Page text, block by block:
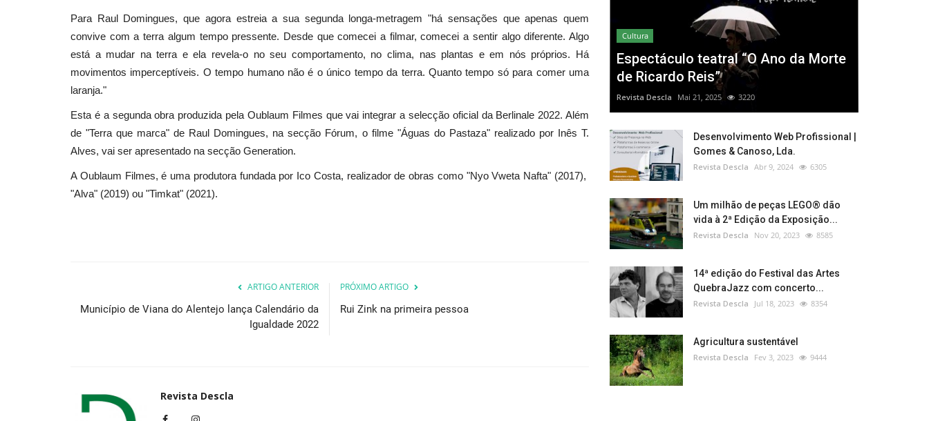
Para Raul Domingues, que agora estreia a sua segunda longa-metragem "há sensações que apenas quem
convive com a terra algum tempo pressente. Desde que comecei a filmar, comecei a sentir algo diferente. Algo
está a mudar na terra e ela revela-o no seu comportamento, no clima, nas plantas e em nós próprios. Há
movimentos imperceptíveis. O tempo humano não é o único tempo da terra. Quanto tempo só para comer uma
laranja."
Esta é a segunda obra produzida pela Oublaum Filmes que vai integrar a selecção oficial da Berlinale 2022. Além
de "Terra que marca" de Raul Domingues, na secção Fórum, o filme "Águas do Pastaza" realizado por Inês T.
Alves, vai ser apresentado na secção Generation.
A Oublaum Filmes, é uma produtora fundada por Ico Costa, realizador de obras como "Nyo Vweta Nafta" (2017),
"Alva" (2019) ou "Timkat" (2021).
ARTIGO ANTERIOR
Município de Viana do Alentejo lança Calendário da
Igualdade 2022
PRÓXIMO ARTIGO
Rui Zink na primeira pessoa
Revista Descla
Cultura
Espectáculo teatral “O Ano da Morte
de Ricardo Reis”
Revista Descla Mai 21, 2025 3220
Desenvolvimento Web Profissional |
Gomes & Canoso, Lda.
Revista Descla Abr 9, 2024 6305
Um milhão de peças LEGO® dão
vida à 2ª Edição da Exposição...
Revista Descla Nov 20, 2023 8585
14ª edição do Festival das Artes
QuebraJazz com concerto...
Revista Descla Jul 18, 2023 8354
Agricultura sustentável
Revista Descla Fev 3, 2023 9444